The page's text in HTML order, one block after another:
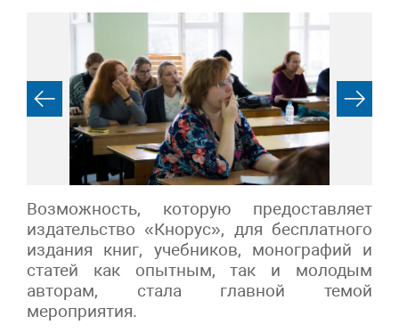
Возможность, которую предоставляет
издательство «Кнорус», для бесплатного
издания книг, учебников, монографий и
статей как опытным, так и молодым
авторам, стала главной темой
мероприятия.